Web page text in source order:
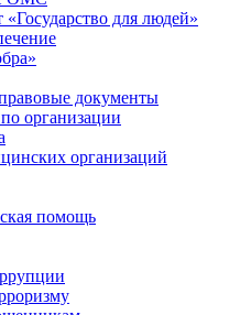
для людей»
документы
организации
организаций
помощь